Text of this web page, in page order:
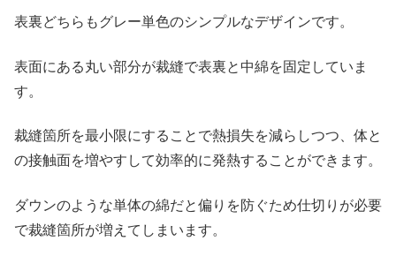
表裏どちらもグレー単色のシンプルなデザインです。
表面にある丸い部分が裁縫で表裏と中綿を固定していま
す。
裁縫箇所を最小限にすることで熱損失を減らしつつ、体と
の接触面を増やすして効率的に発熱することができます。
ダウンのような単体の綿だと偏りを防ぐため仕切りが必要
で裁縫箇所が増えてしまいます。